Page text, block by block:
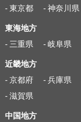
- 東京都
- 神奈川県
東海地方
- 三重県
- 岐阜県
近畿地方
- 京都府
- 兵庫県
- 滋賀県
中国地方